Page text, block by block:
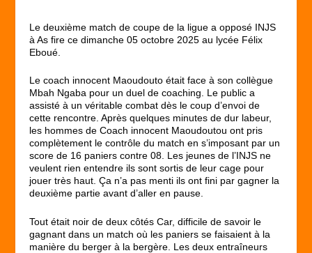
Le deuxième match de coupe de la ligue a opposé INJS
à As fire ce dimanche 05 octobre 2025 au lycée Félix
Eboué.
Le coach innocent Maoudouto était face à son collègue
Mbah Ngaba pour un duel de coaching. Le public a
assisté à un véritable combat dès le coup d’envoi de
cette rencontre. Après quelques minutes de dur labeur,
les hommes de Coach innocent Maoudoutou ont pris
complètement le contrôle du match en s’imposant par un
score de 16 paniers contre 08. Les jeunes de l’INJS ne
veulent rien entendre ils sont sortis de leur cage pour
jouer très haut. Ça n’a pas menti ils ont fini par gagner la
deuxième partie avant d’aller en pause.
Tout était noir de deux côtés Car, difficile de savoir le
gagnant dans un match où les paniers se faisaient à la
manière du berger à la bergère. Les deux entraîneurs